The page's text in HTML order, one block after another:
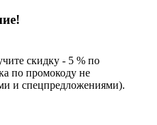
скидку - 5 % по
по промокоду не
и спецпредложениями).